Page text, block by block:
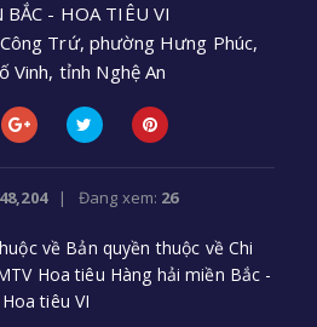
BẮC - HOA TIÊU VI
Trứ, phường Hưng Phúc,
Vinh, tỉnh Nghệ An
(0238) 3552 305 - Email:
| Đang xem: 26
về Bản quyền thuộc về Chi
Hoa tiêu Hàng hải miền Bắc -
Hoa tiêu VI